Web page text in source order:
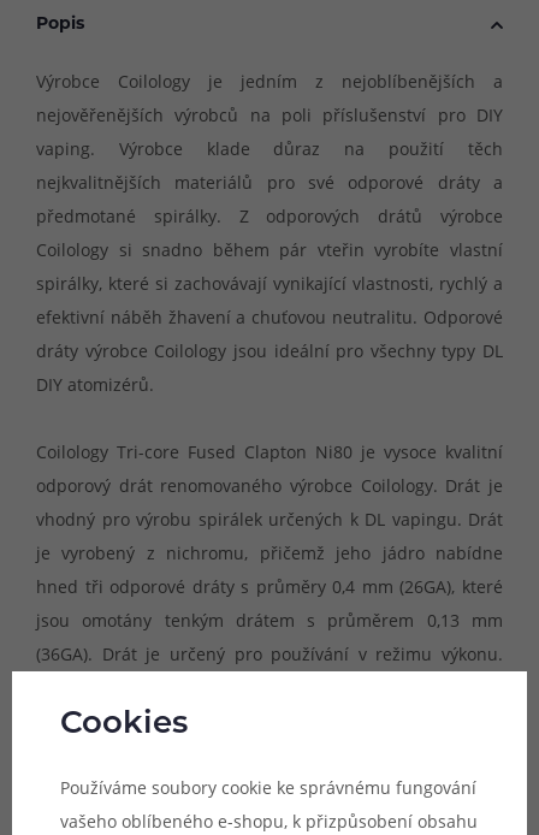
Popis
Výrobce Coilology je jedním z nejoblíbenějších a
nejověřenějších výrobců na poli příslušenství pro DIY
vaping. Výrobce klade důraz na použití těch
nejkvalitnějších materiálů pro své odporové dráty a
předmotané spirálky. Z odporových drátů výrobce
Coilology si snadno během pár vteřin vyrobíte vlastní
spirálky, které si zachovávají vynikající vlastnosti, rychlý a
efektivní náběh žhavení a chuťovou neutralitu. Odporové
dráty výrobce Coilology jsou ideální pro všechny typy DL
DIY atomizérů.
Coilology Tri-core Fused Clapton Ni80 je vysoce kvalitní
odporový drát renomovaného výrobce Coilology. Drát je
vhodný pro výrobu spirálek určených k DL vapingu. Drát
je vyrobený z nichromu, přičemž jeho jádro nabídne
hned tři odporové dráty s průměry 0,4 mm (26GA), které
jsou omotány tenkým drátem s průměrem 0,13 mm
(36GA). Drát je určený pro používání v režimu výkonu.
použitím může dojít k nevratnému poškození zařízení.
Cookies
Používáme soubory cookie ke správnému fungování
vašeho oblíbeného e-shopu, k přizpůsobení obsahu